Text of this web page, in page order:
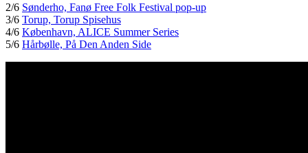
2/6 Sønderho, Fanø Free Folk Festival pop-up
3/6 Torup, Torup Spisehus
4/6 København, ALICE Summer Series
5/6 Hårbølle, På Den Anden Side